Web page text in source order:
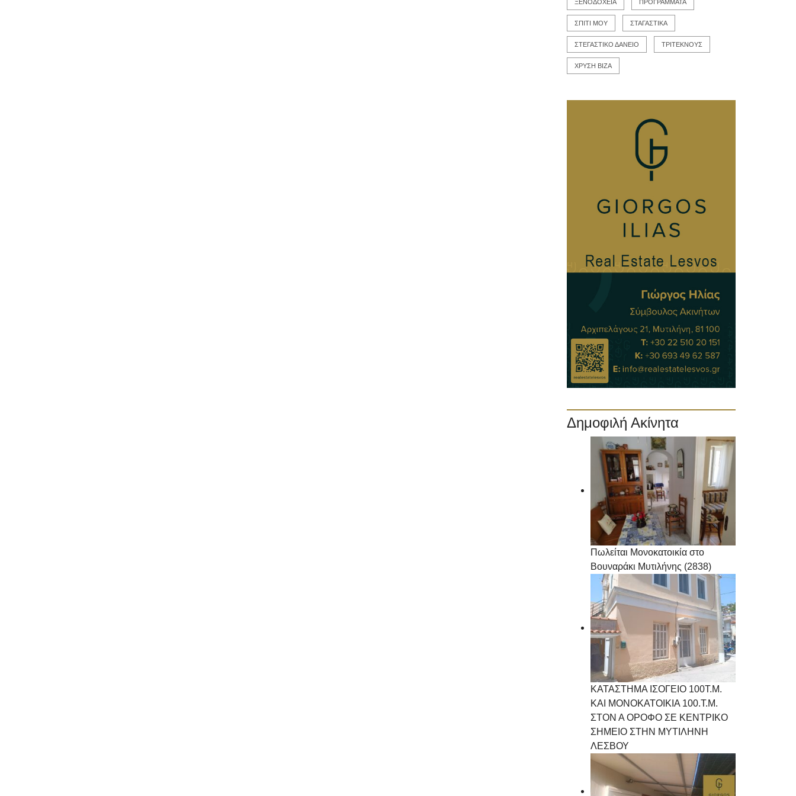
ΞΕΝΟΔΟΧΕΙΑ ΠΡΟΓΡΑΜΜΑΤΑ
ΣΠΙΤΙ ΜΟΥ ΣΤΑΓΑΣΤΙΚΑ
ΣΤΕΓΑΣΤΙΚΟ ΔΑΝΕΙΟ ΤΡΙΤΕΚΝΟΥΣ
ΧΡΥΣΗ ΒΙΖΑ
Δημοφιλή Ακίνητα
Πωλείται Μονοκατοικία στο
Βουναράκι Μυτιλήνης (2838)
ΚΑΤΑΣΤΗΜΑ ΙΣΟΓΕΙΟ 100Τ.Μ.
ΚΑΙ ΜΟΝΟΚΑΤΟΙΚΙΑ 100.Τ.Μ.
ΣΤΟΝ Α ΟΡΟΦΟ ΣΕ ΚΕΝΤΡΙΚΟ
ΣΗΜΕΙΟ ΣΤΗΝ ΜΥΤΙΛΗΝΗ
ΛΕΣΒΟΥ